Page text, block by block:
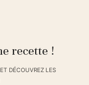
recette !
DÉCOUVREZ LES